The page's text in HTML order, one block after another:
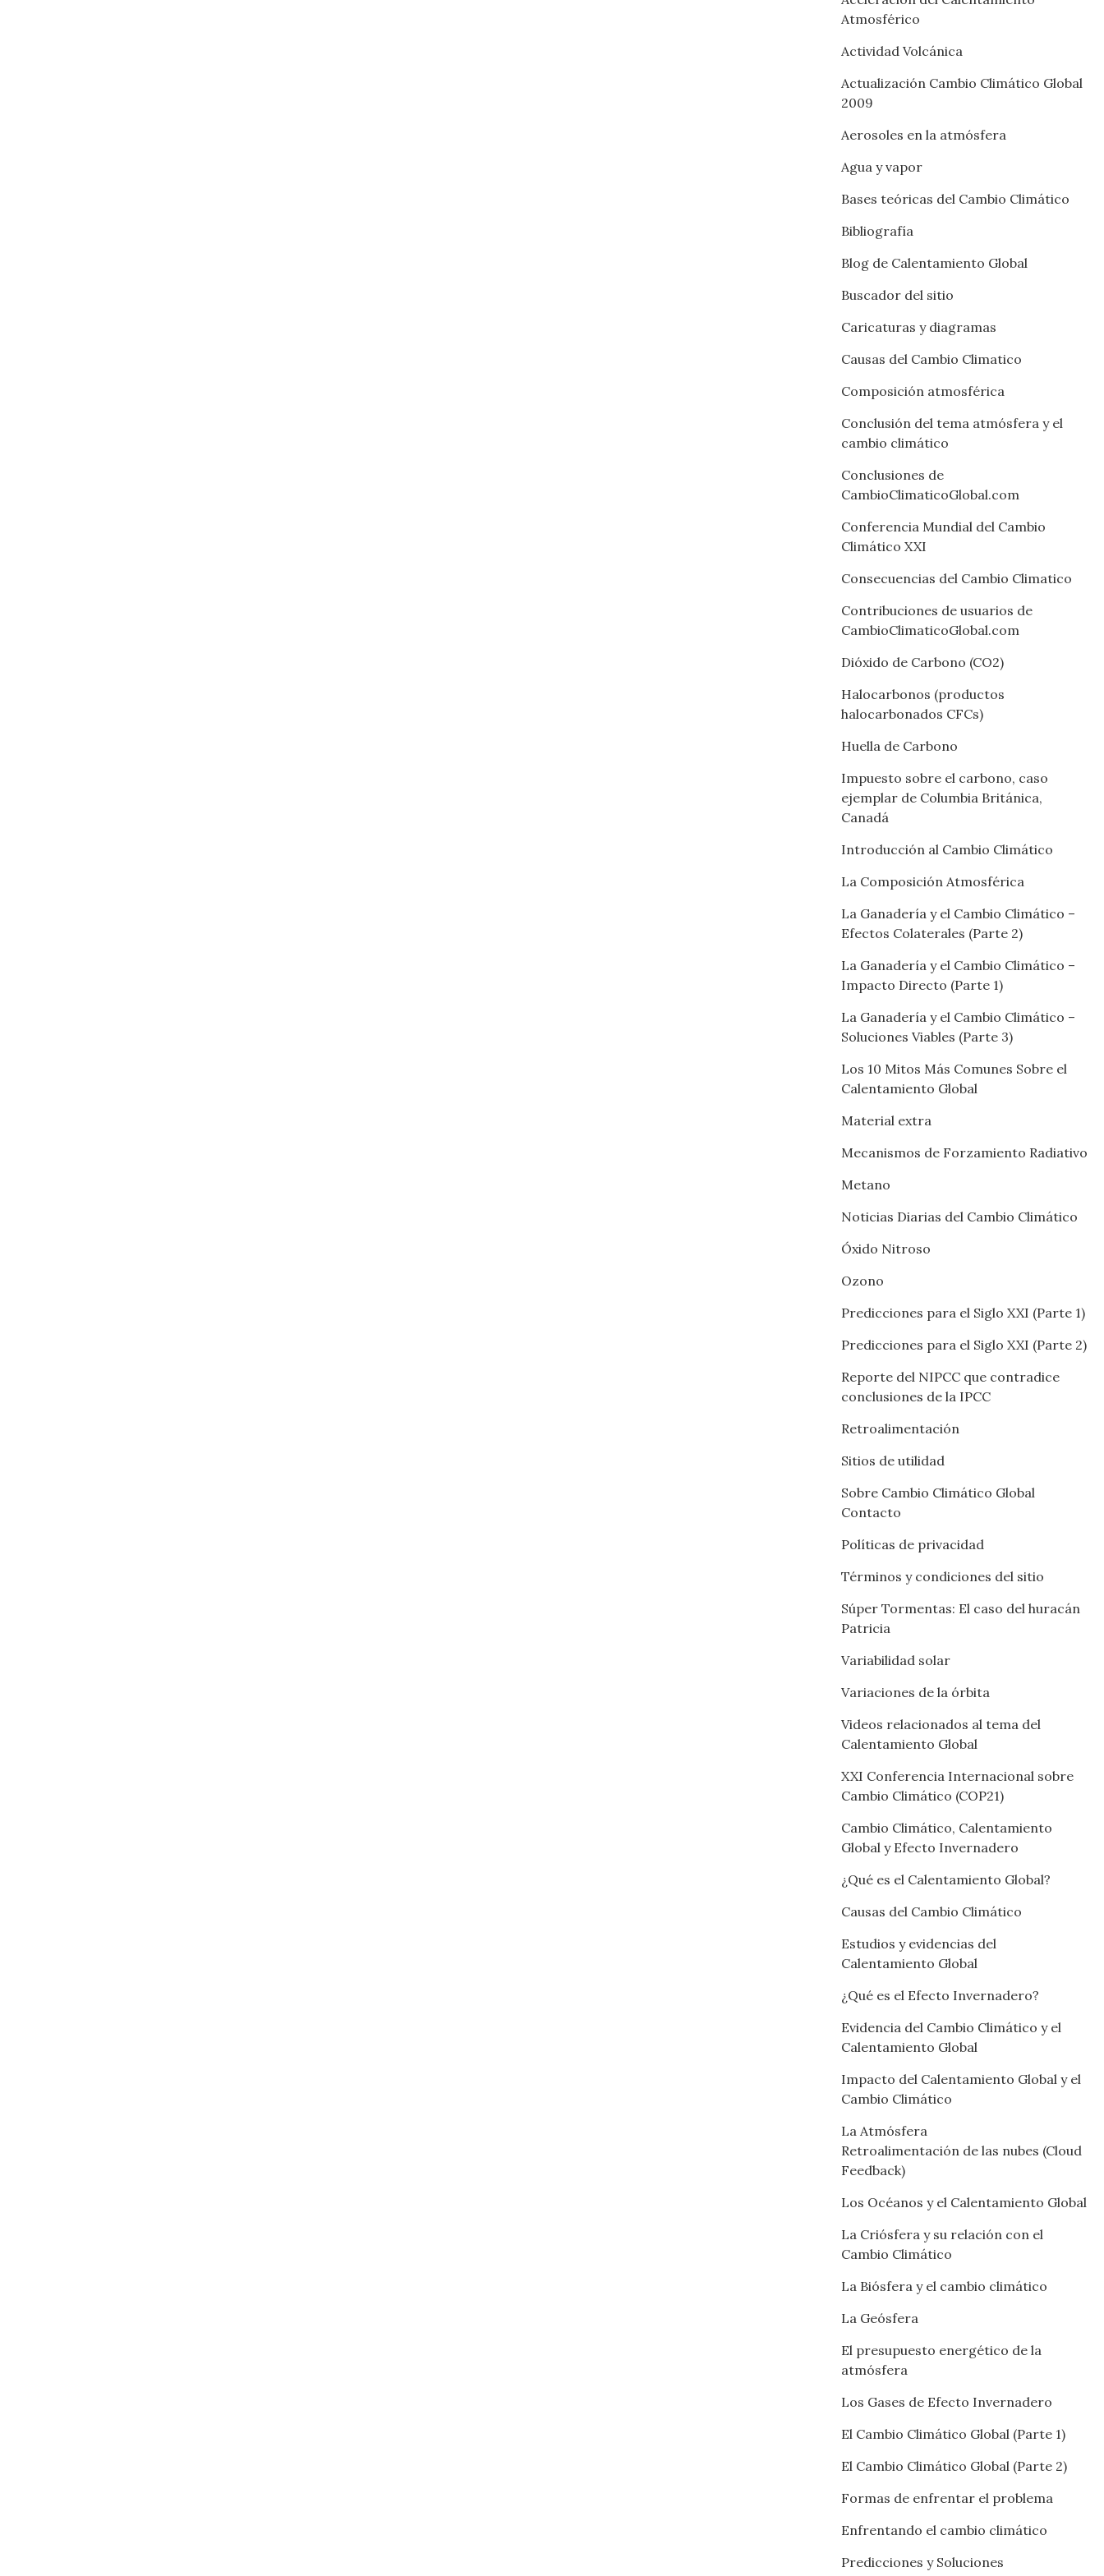
Atmosférico
Actividad Volcánica
Actualización Cambio Climático Global
2009
Aerosoles en la atmósfera
Agua y vapor
Bases teóricas del Cambio Climático
Bibliografía
Blog de Calentamiento Global
Buscador del sitio
Caricaturas y diagramas
Causas del Cambio Climatico
Composición atmosférica
Conclusión del tema atmósfera y el
cambio climático
Conclusiones de
CambioClimaticoGlobal.com
Conferencia Mundial del Cambio
Climático XXI
Consecuencias del Cambio Climatico
Contribuciones de usuarios de
CambioClimaticoGlobal.com
Dióxido de Carbono (CO2)
Halocarbonos (productos
halocarbonados CFCs)
Huella de Carbono
Impuesto sobre el carbono, caso
ejemplar de Columbia Británica,
Canadá
Introducción al Cambio Climático
La Composición Atmosférica
La Ganadería y el Cambio Climático –
Efectos Colaterales (Parte 2)
La Ganadería y el Cambio Climático –
Impacto Directo (Parte 1)
La Ganadería y el Cambio Climático –
Soluciones Viables (Parte 3)
Los 10 Mitos Más Comunes Sobre el
Calentamiento Global
Material extra
Mecanismos de Forzamiento Radiativo
Metano
Noticias Diarias del Cambio Climático
Óxido Nitroso
Ozono
Predicciones para el Siglo XXI (Parte 1)
Predicciones para el Siglo XXI (Parte 2)
Reporte del NIPCC que contradice
conclusiones de la IPCC
Retroalimentación
Sitios de utilidad
Sobre Cambio Climático Global
Contacto
Políticas de privacidad
Términos y condiciones del sitio
Súper Tormentas: El caso del huracán
Patricia
Variabilidad solar
Variaciones de la órbita
Videos relacionados al tema del
Calentamiento Global
XXI Conferencia Internacional sobre
Cambio Climático (COP21)
Cambio Climático, Calentamiento
Global y Efecto Invernadero
¿Qué es el Calentamiento Global?
Causas del Cambio Climático
Estudios y evidencias del
Calentamiento Global
¿Qué es el Efecto Invernadero?
Evidencia del Cambio Climático y el
Calentamiento Global
Impacto del Calentamiento Global y el
Cambio Climático
La Atmósfera
Retroalimentación de las nubes (Cloud
Feedback)
Los Océanos y el Calentamiento Global
La Criósfera y su relación con el
Cambio Climático
La Biósfera y el cambio climático
La Geósfera
El presupuesto energético de la
atmósfera
Los Gases de Efecto Invernadero
El Cambio Climático Global (Parte 1)
El Cambio Climático Global (Parte 2)
Formas de enfrentar el problema
Enfrentando el cambio climático
Predicciones y Soluciones